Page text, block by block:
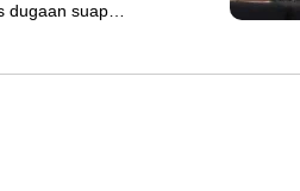
dugaan suap…